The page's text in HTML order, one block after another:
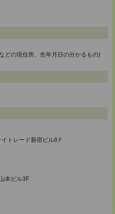
どの現住所、生年月日の分かるもの)
トレード新宿ビル8Ｆ
本ビル3F